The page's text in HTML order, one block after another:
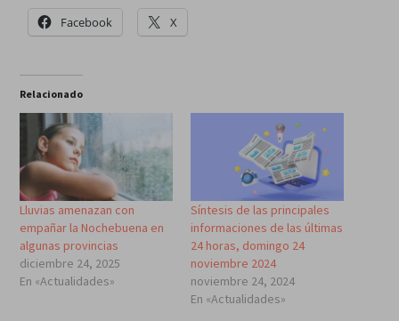
Facebook X
Relacionado
Lluvias amenazan con
empañar la Nochebuena en
algunas provincias
diciembre 24, 2025
En «Actualidades»
Síntesis de las principales
informaciones de las últimas
24 horas, domingo 24
noviembre 2024
noviembre 24, 2024
En «Actualidades»